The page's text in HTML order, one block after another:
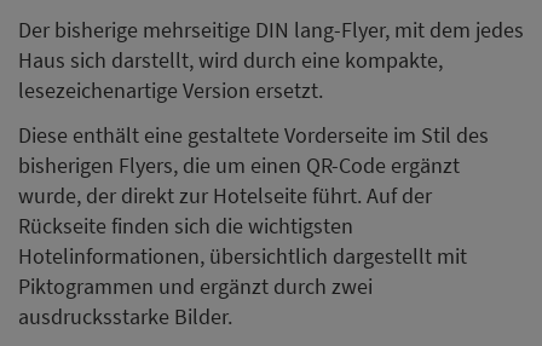
Der bisherige mehrseitige DIN lang-Flyer, mit dem jedes
Haus sich darstellt, wird durch eine kompakte,
lesezeichenartige Version ersetzt.
Diese enthält eine gestaltete Vorderseite im Stil des
bisherigen Flyers, die um einen QR-Code ergänzt
wurde, der direkt zur Hotelseite führt. Auf der
Rückseite finden sich die wichtigsten
Hotelinformationen, übersichtlich dargestellt mit
Piktogrammen und ergänzt durch zwei
ausdrucksstarke Bilder.